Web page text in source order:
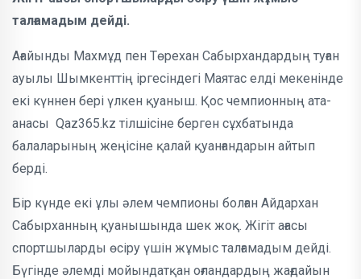
талғамадым дейді.
Ағайынды Махмұд пен Төрехан Сабырхандардың туған
ауылы Шымкенттің іргесіндегі Маятас елді мекенінде
екі күннен бері үлкен қуаныш. Қос чемпионның ата-
анасы Qaz365.kz тілшісіне берген сұхбатында
балаларының жеңісіне қалай қуанғандарын айтып
берді.
Бір күнде екі ұлы әлем чемпионы болған Айдархан
Сабырханның қуанышында шек жоқ. Жігіт ағасы
спортшыларды өсіру үшін жұмыс талғамадым дейді.
Бүгінде әлемді мойындатқан оғландардың жағдайын